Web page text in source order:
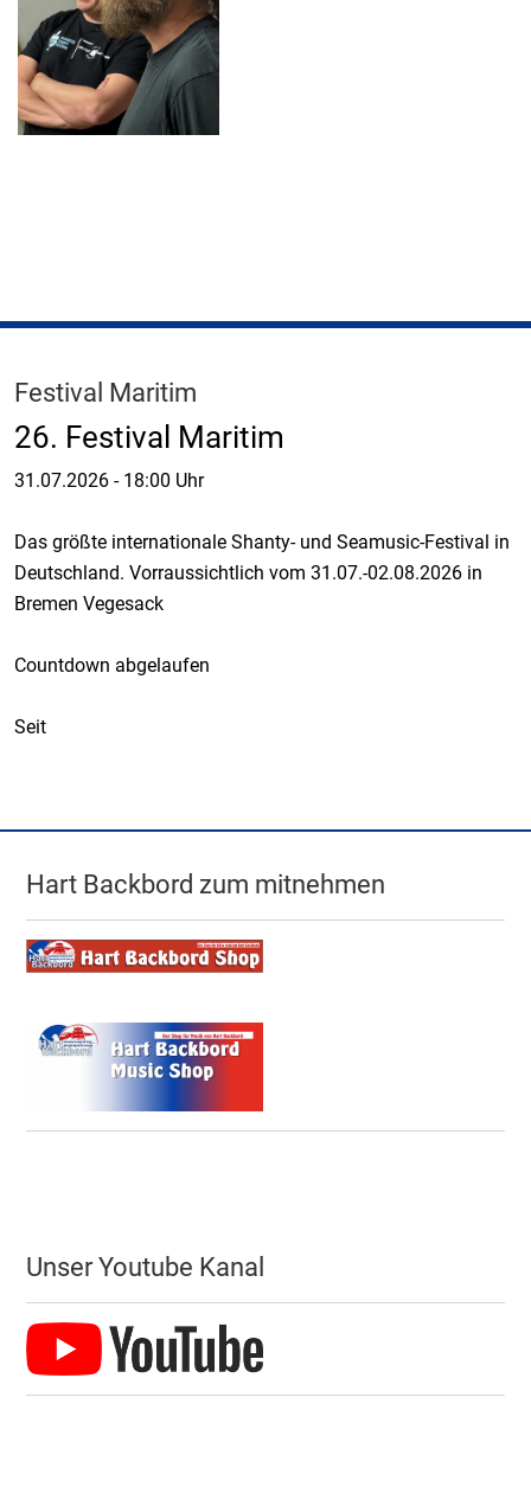
Festival Maritim
26. Festival Maritim
31.07.2026 - 18:00 Uhr
Das größte internationale Shanty- und Seamusic-Festival in
Deutschland. Vorraussichtlich vom 31.07.-02.08.2026 in
Bremen Vegesack
Countdown abgelaufen
Seit
Hart Backbord zum mitnehmen
Unser Youtube Kanal